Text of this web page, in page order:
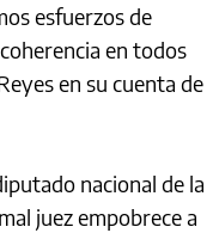
esfuerzos de
en todos
en su cuenta de
nacional de la
juez empobrece a